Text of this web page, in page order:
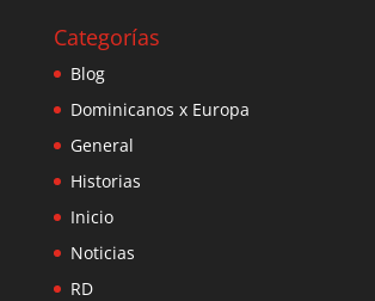
Categorías
Blog
Dominicanos x Europa
General
Historias
Inicio
Noticias
RD